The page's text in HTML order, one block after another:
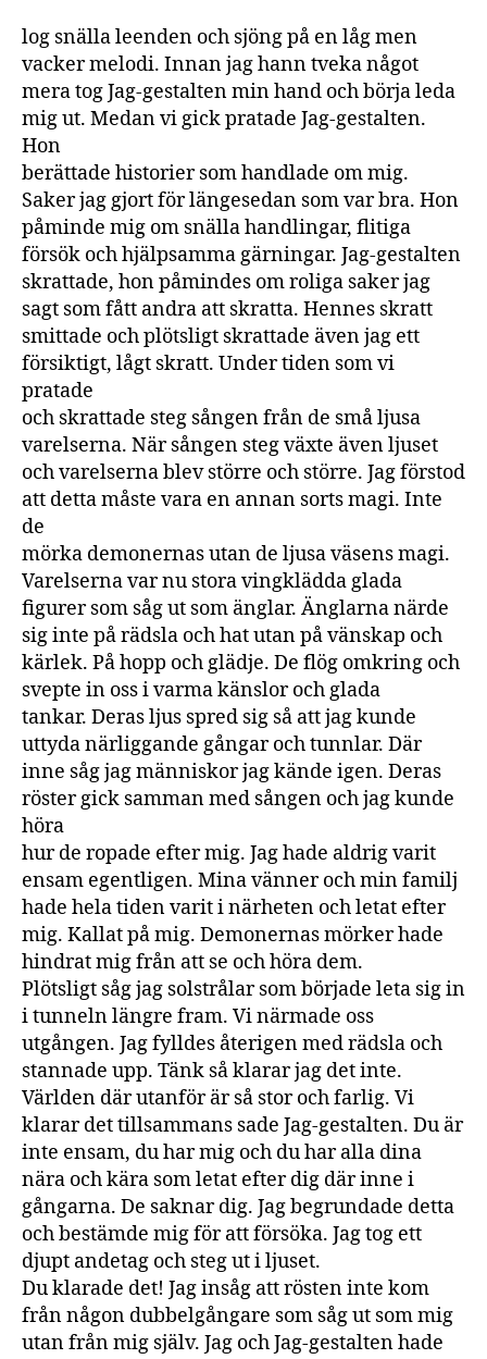
log snälla leenden och sjöng på en låg men
vacker melodi. Innan jag hann tveka något
mera tog Jag-gestalten min hand och börja leda
mig ut. Medan vi gick pratade Jag-gestalten.
Hon
berättade historier som handlade om mig.
Saker jag gjort för längesedan som var bra. Hon
påminde mig om snälla handlingar, flitiga
försök och hjälpsamma gärningar. Jag-gestalten
skrattade, hon påmindes om roliga saker jag
sagt som fått andra att skratta. Hennes skratt
smittade och plötsligt skrattade även jag ett
försiktigt, lågt skratt. Under tiden som vi
pratade
och skrattade steg sången från de små ljusa
varelserna. När sången steg växte även ljuset
och varelserna blev större och större. Jag förstod
att detta måste vara en annan sorts magi. Inte
de
mörka demonernas utan de ljusa väsens magi.
Varelserna var nu stora vingklädda glada
figurer som såg ut som änglar. Änglarna närde
sig inte på rädsla och hat utan på vänskap och
kärlek. På hopp och glädje. De flög omkring och
svepte in oss i varma känslor och glada
tankar. Deras ljus spred sig så att jag kunde
uttyda närliggande gångar och tunnlar. Där
inne såg jag människor jag kände igen. Deras
röster gick samman med sången och jag kunde
höra
hur de ropade efter mig. Jag hade aldrig varit
ensam egentligen. Mina vänner och min familj
hade hela tiden varit i närheten och letat efter
mig. Kallat på mig. Demonernas mörker hade
hindrat mig från att se och höra dem.
Plötsligt såg jag solstrålar som började leta sig in
i tunneln längre fram. Vi närmade oss
utgången. Jag fylldes återigen med rädsla och
stannade upp. Tänk så klarar jag det inte.
Världen där utanför är så stor och farlig. Vi
klarar det tillsammans sade Jag-gestalten. Du är
inte ensam, du har mig och du har alla dina
nära och kära som letat efter dig där inne i
gångarna. De saknar dig. Jag begrundade detta
och bestämde mig för att försöka. Jag tog ett
djupt andetag och steg ut i ljuset.
Du klarade det! Jag insåg att rösten inte kom
från någon dubbelgångare som såg ut som mig
utan från mig själv. Jag och Jag-gestalten hade